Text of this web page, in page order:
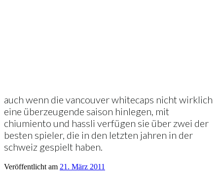
auch wenn die vancouver whitecaps nicht wirklich
eine überzeugende saison hinlegen, mit
chiumiento und hassli verfügen sie über zwei der
besten spieler, die in den letzten jahren in der
schweiz gespielt haben.
Veröffentlicht am 21. März 2011